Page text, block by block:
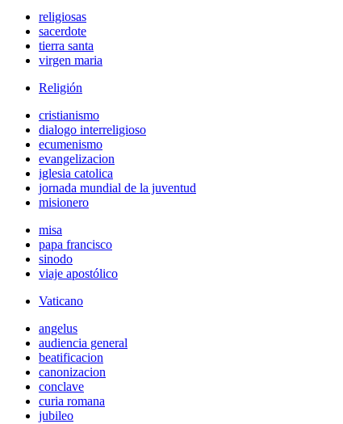
religiosas
sacerdote
tierra santa
virgen maria
Religión
cristianismo
dialogo interreligioso
ecumenismo
evangelizacion
iglesia catolica
jornada mundial de la juventud
misionero
misa
papa francisco
sinodo
viaje apostólico
Vaticano
angelus
audiencia general
beatificacion
canonizacion
conclave
curia romana
jubileo